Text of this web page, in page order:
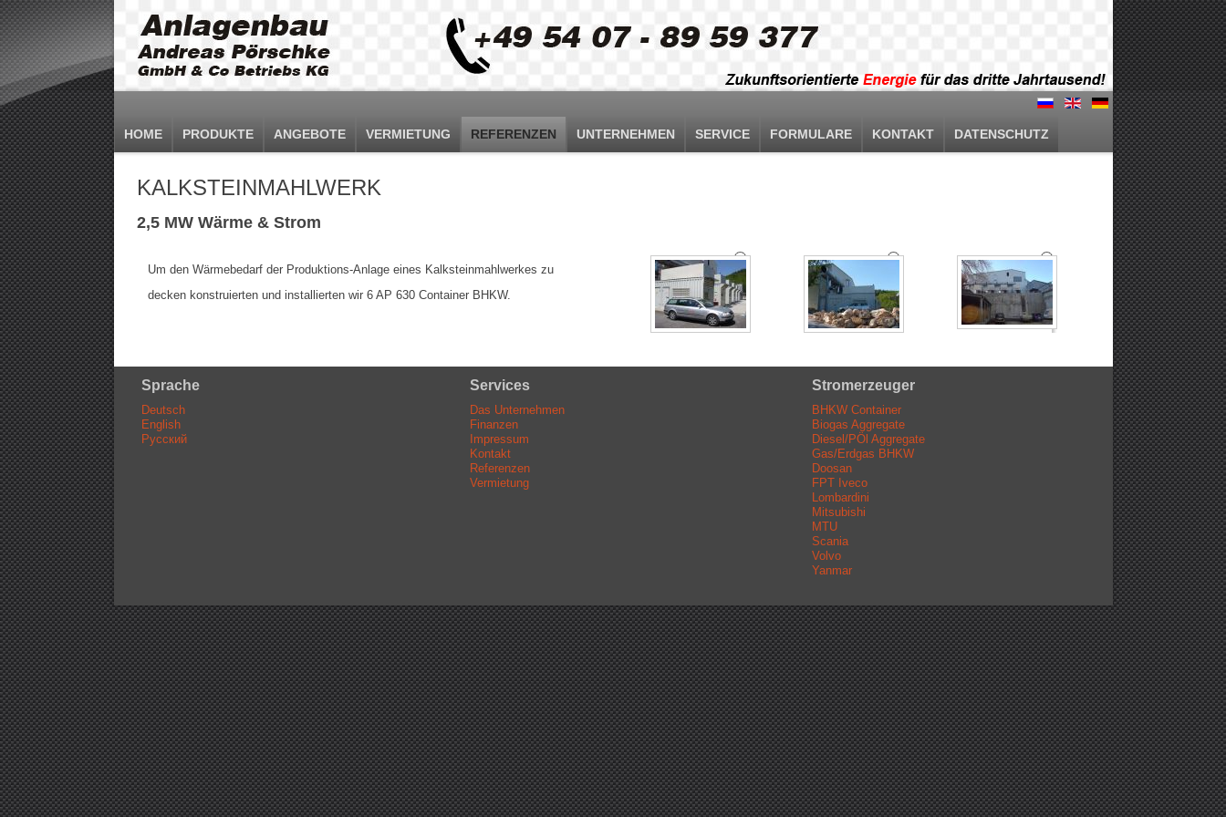
HOME PRODUKTE ANGEBOTE VERMIETUNG REFERENZEN UNTERNEHMEN SERVICE FORMULARE KONTAKT DATENSCHUTZ
KALKSTEINMAHLWERK
2,5 MW Wärme & Strom
Um den Wärmebedarf der Produktions-Anlage eines Kalksteinmahlwerkes zu
decken konstruierten und installierten wir 6 AP 630 Container BHKW.
Sprache
Deutsch
English
Русский
Services
Das Unternehmen
Finanzen
Impressum
Kontakt
Referenzen
Vermietung
Stromerzeuger
BHKW Container
Biogas Aggregate
Diesel/PÖl Aggregate
Gas/Erdgas BHKW
Doosan
FPT Iveco
Lombardini
Mitsubishi
MTU
Scania
Volvo
Yanmar